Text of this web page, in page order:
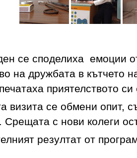
се споделиха емоции
на дружбата в кътчето
приятелството
визита се обмени опит,
Срещата с нови колеги
резултат от